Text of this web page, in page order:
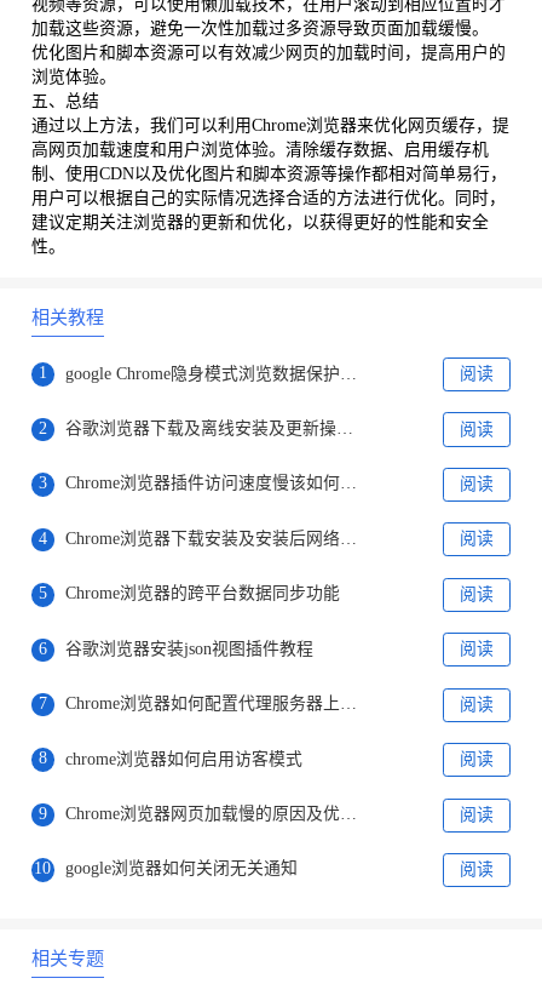
视频等资源，可以使用懒加载技术，在用户滚动到相应位置时才
加载这些资源，避免一次性加载过多资源导致页面加载缓慢。
优化图片和脚本资源可以有效减少网页的加载时间，提高用户的
浏览体验。
五、总结
通过以上方法，我们可以利用Chrome浏览器来优化网页缓存，提
高网页加载速度和用户浏览体验。清除缓存数据、启用缓存机
制、使用CDN以及优化图片和脚本资源等操作都相对简单易行，
用户可以根据自己的实际情况选择合适的方法进行优化。同时，
建议定期关注浏览器的更新和优化，以获得更好的性能和安全
性。
相关教程
1 阅读
2 谷歌浏览器下载及离线安装及更新操作教程 阅读
3 Chrome浏览器插件访问速度慢该如何优化 阅读
4 Chrome浏览器下载安装及安装后网络设置教程 阅读
5 Chrome浏览器的跨平台数据同步功能 阅读
6 谷歌浏览器安装json视图插件教程 阅读
7 Chrome浏览器如何配置代理服务器上网教程 阅读
8 chrome浏览器如何启用访客模式 阅读
9 Chrome浏览器网页加载慢的原因及优化方法 阅读
10 google浏览器如何关闭无关通知 阅读
相关专题